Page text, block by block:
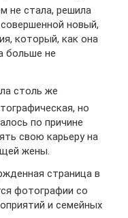
не стала, решила
новый,
который, как она
больше не
столь же
но
по причине
свою карьеру на
жены.
страница в
фотографии со
и семейных